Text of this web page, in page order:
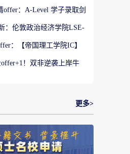
offer：A-Level 学子录取剑
：伦敦政治经济学院LSE-
：【帝国理工学院IC】
offer+1！双非逆袭上岸牛
更多>